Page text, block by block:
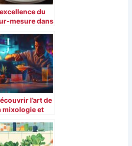
du
mesure dans
l’art de
mixologie et
actuelles